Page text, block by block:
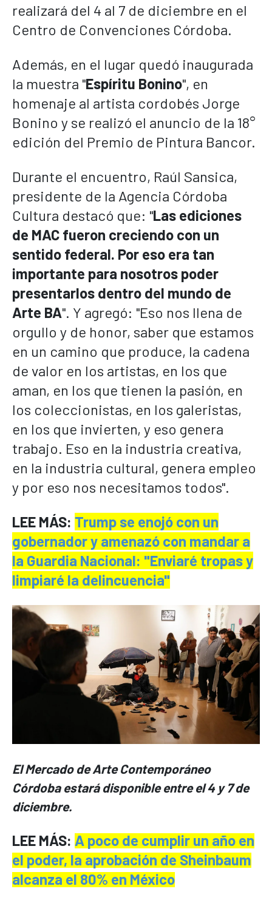
realizará del 4 al 7 de diciembre en el
Centro de Convenciones Córdoba.
Además, en el lugar quedó inaugurada
la muestra "Espíritu Bonino", en
homenaje al artista cordobés Jorge
Bonino y se realizó el anuncio de la 18°
edición del Premio de Pintura Bancor.
Durante el encuentro, Raúl Sansica,
presidente de la Agencia Córdoba
Cultura destacó que: "Las ediciones
de MAC fueron creciendo con un
sentido federal. Por eso era tan
importante para nosotros poder
presentarlos dentro del mundo de
Arte BA". Y agregó: "Eso nos llena de
orgullo y de honor, saber que estamos
en un camino que produce, la cadena
de valor en los artistas, en los que
aman, en los que tienen la pasión, en
los coleccionistas, en los galeristas,
en los que invierten, y eso genera
trabajo. Eso en la industria creativa,
en la industria cultural, genera empleo
y por eso nos necesitamos todos".
LEE MÁS: Trump se enojó con un
gobernador y amenazó con mandar a
la Guardia Nacional: "Enviaré tropas y
limpiaré la delincuencia"
El Mercado de Arte Contemporáneo
Córdoba estará disponible entre el 4 y 7 de
diciembre.
LEE MÁS: A poco de cumplir un año en
el poder, la aprobación de Sheinbaum
alcanza el 80% en México